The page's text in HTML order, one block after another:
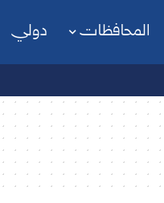
المحافظات دولي